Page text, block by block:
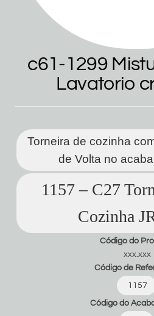
c61-1299
Lavatorio
Torneira de cozinha
de Volta no
1157 – C27
Cozinha
Código do
xxx.xxx
Código de
1157
Código do